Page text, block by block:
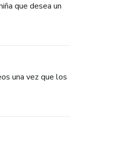
que desea un
una vez que los